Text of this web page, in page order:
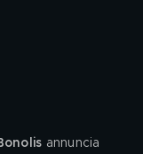
annuncia